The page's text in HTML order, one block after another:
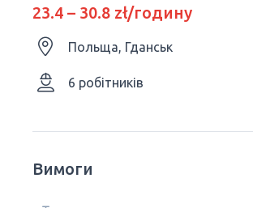
23.4 – 30.8 zł/годину
Польща, Гданськ
6 робітників
Вимоги